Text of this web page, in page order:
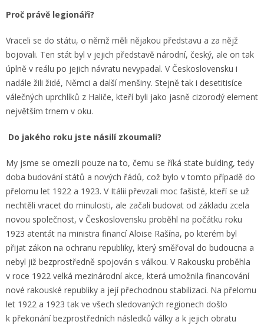
Proč právě legionáři?
Vraceli se do státu, o němž měli nějakou představu a za nějž
bojovali. Ten stát byl v jejich představě národní, český, ale on tak
úplně v reálu po jejich návratu nevypadal. V Československu i
nadále žili židé, Němci a další menšiny. Stejně tak i desetitisíce
válečných uprchlíků z Haliče, kteří byli jako jasně cizorodý element
největším trnem v oku.
Do jakého roku jste násilí zkoumali?
My jsme se omezili pouze na to, čemu se říká state bulding, tedy
doba budování států a nových řádů, což bylo v tomto případě do
přelomu let 1922 a 1923. V Itálii převzali moc fašisté, kteří se už
nechtěli vracet do minulosti, ale začali budovat od základu zcela
novou společnost, v Československu proběhl na počátku roku
1923 atentát na ministra financí Aloise Rašína, po kterém byl
přijat zákon na ochranu republiky, který směřoval do budoucna a
nebyl již bezprostředně spojován s válkou. V Rakousku proběhla
v roce 1922 velká mezinárodní akce, která umožnila financování
nové rakouské republiky a její přechodnou stabilizaci. Na přelomu
let 1922 a 1923 tak ve všech sledovaných regionech došlo
k překonání bezprostředních následků války a k jejich obratu